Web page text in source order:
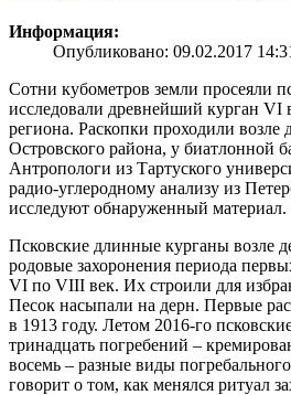
Информация:
Опубликовано: 09.02.2017
Сотни кубометров земли просеяли
исследовали древнейший курган VI
региона. Раскопки проходили возле
Островского района, у биатлонной
Антропологи из Тартуского
радио-углеродному анализу из
исследуют обнаруженный материал.
Псковские длинные курганы возле
родовые захоронения периода
VI по VIII век. Их строили для
Песок насыпали на дерн. Первые
в 1913 году. Летом 2016-го
тринадцать погребений –
восемь – разные виды
говорит о том, как менялся ритуал